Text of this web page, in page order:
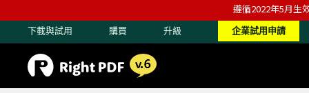
遵循2022年5月生
下載與試用 購買 升級 企業試用申請